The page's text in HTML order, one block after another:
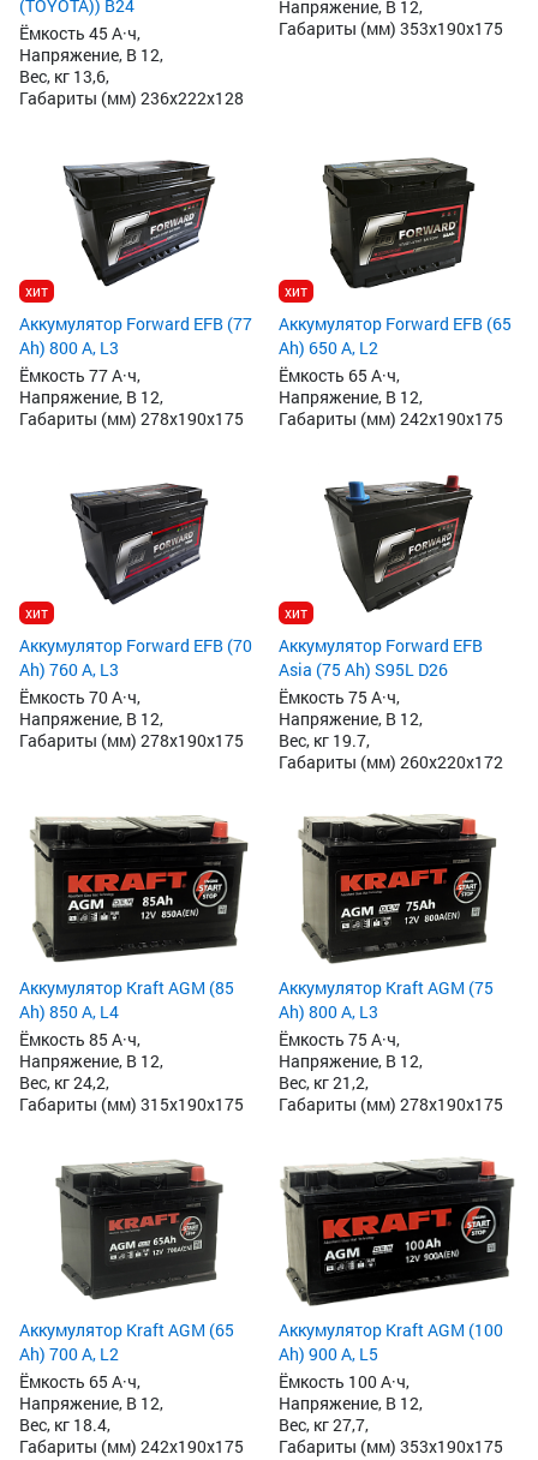
(TOYOTA)) B24
Ёмкость 45 А·ч,
Напряжение, В 12,
Вес, кг 13,6,
Габариты (мм) 236x222x128
Напряжение, В 12,
Габариты (мм) 353x190x175
хит
Аккумулятор Forward EFB (77
Ah) 800 А, L3
Ёмкость 77 А·ч,
Напряжение, В 12,
Габариты (мм) 278x190x175
хит
Аккумулятор Forward EFB (65
Ah) 650 А, L2
Ёмкость 65 А·ч,
Напряжение, В 12,
Габариты (мм) 242x190x175
хит
Аккумулятор Forward EFB (70
Ah) 760 А, L3
Ёмкость 70 А·ч,
Напряжение, В 12,
Габариты (мм) 278x190x175
хит
Аккумулятор Forward EFB
Asia (75 Ah) S95L D26
Ёмкость 75 А·ч,
Напряжение, В 12,
Вес, кг 19.7,
Габариты (мм) 260x220x172
Аккумулятор Kraft AGM (85
Ah) 850 А, L4
Ёмкость 85 А·ч,
Напряжение, В 12,
Вес, кг 24,2,
Габариты (мм) 315x190x175
Аккумулятор Kraft AGM (75
Ah) 800 А, L3
Ёмкость 75 А·ч,
Напряжение, В 12,
Вес, кг 21,2,
Габариты (мм) 278x190x175
Аккумулятор Kraft AGM (65
Ah) 700 А, L2
Ёмкость 65 А·ч,
Напряжение, В 12,
Вес, кг 18.4,
Габариты (мм) 242x190x175
Аккумулятор Kraft AGM (100
Ah) 900 А, L5
Ёмкость 100 А·ч,
Напряжение, В 12,
Вес, кг 27,7,
Габариты (мм) 353x190x175